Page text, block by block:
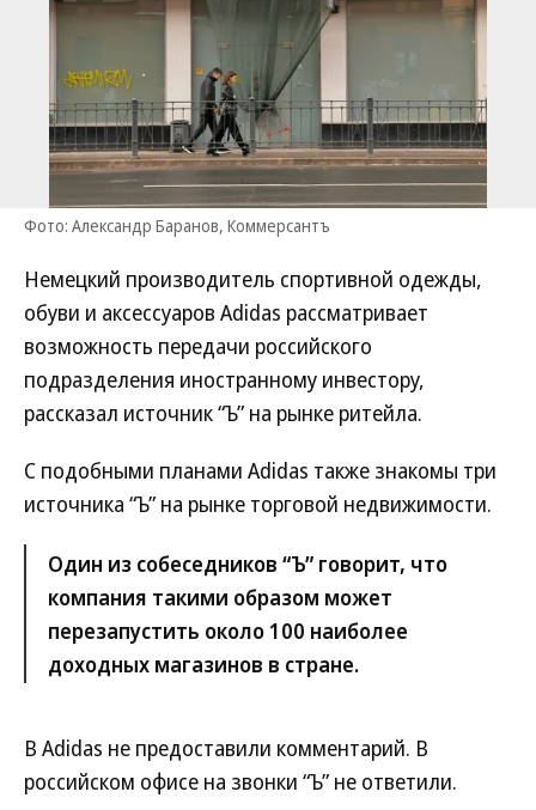
Фото: Александр Баранов, Коммерсантъ
Немецкий производитель спортивной одежды,
обуви и аксессуаров Adidas рассматривает
возможность передачи российского
подразделения иностранному инвестору,
рассказал источник “Ъ” на рынке ритейла.
С подобными планами Adidas также знакомы три
источника “Ъ” на рынке торговой недвижимости.
Один из собеседников “Ъ” говорит, что
компания такими образом может
перезапустить около 100 наиболее
доходных магазинов в стране.
В Adidas не предоставили комментарий. В
российском офисе на звонки “Ъ” не ответили.